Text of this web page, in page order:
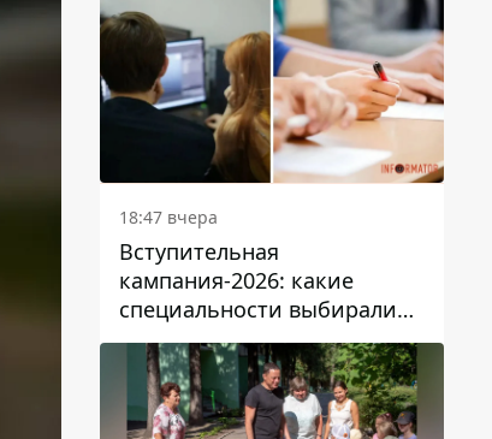
18:47 вчера
Вступительная
кампания-2026: какие
специальности выбирали
абитуриенты в Украине